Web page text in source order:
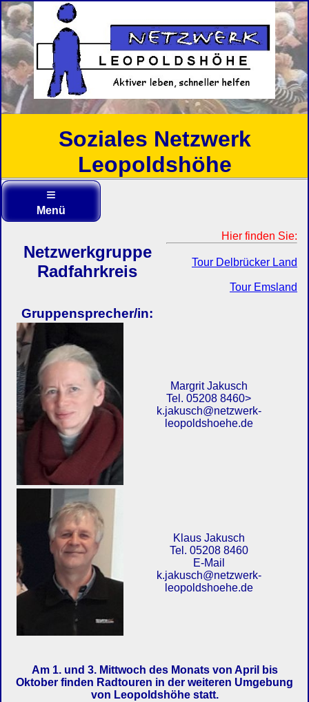
Soziales Netzwerk
Leopoldshöhe
≡
Menü
Hier finden Sie:
Tour Delbrücker Land
Tour Emsland
Netzwerkgruppe
Radfahrkreis
Gruppensprecher/in:
Margrit Jakusch
Tel. 05208 8460>
k.jakusch@netzwerk-
leopoldshoehe.de
Klaus Jakusch
Tel. 05208 8460
E-Mail
k.jakusch@netzwerk-
leopoldshoehe.de
Am 1. und 3. Mittwoch des Monats von April bis
Oktober finden Radtouren in der weiteren Umgebung
von Leopoldshöhe statt.